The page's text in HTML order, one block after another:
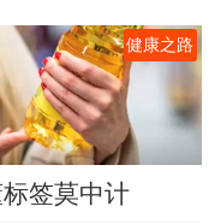
健康之路
签莫中计